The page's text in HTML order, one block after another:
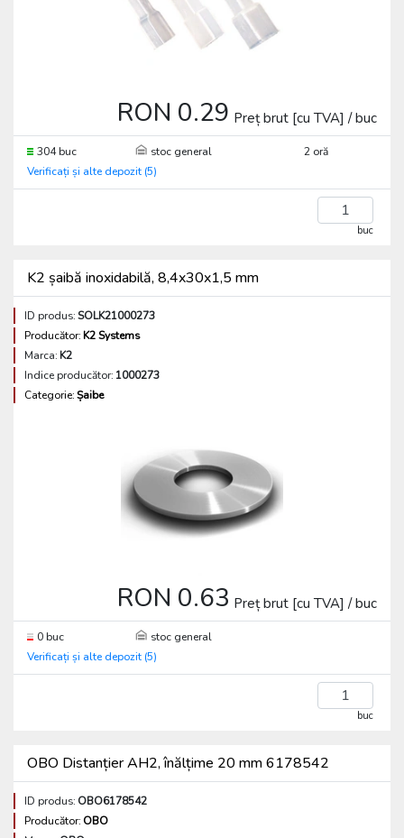
RON 0.29 Preț brut [cu TVA] / buc
304 buc stoc general
2 oră
Verificați și alte depozit (5)
buc
K2 șaibă inoxidabilă, 8,4x30x1,5 mm
ID produs:SOLK21000273
Producător:K2 Systems
Marca:K2
Indice producător: 1000273
Categorie:Șaibe
RON 0.63 Preț brut [cu TVA] / buc
0 buc
stoc general
Verificați și alte depozit (5)
buc
OBO Distanțier AH2, înălțime 20 mm 6178542
ID produs: OBO6178542
Producător: OBO